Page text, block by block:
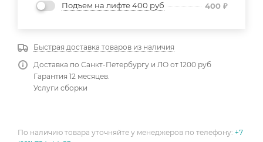
Подъем на лифте 400 руб 400 ₽
Быстрая доставка товаров из наличия
Доставка по Санкт-Петербургу и ЛО от 1200 руб
Гарантия 12 месяцев.
Услуги сборки
По наличию товара уточняйте у менеджеров по телефону: +7